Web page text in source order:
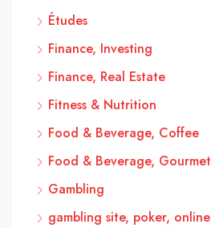
Études
Finance, Investing
Finance, Real Estate
Fitness & Nutrition
Food & Beverage, Coffee
Food & Beverage, Gourmet
Gambling
gambling site, poker, online